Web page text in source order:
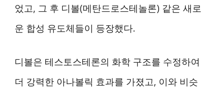
었고, 그 후 디볼(메탄드로스테놀론) 같은 새로
운 합성 유도체들이 등장했다.
디볼은 테스토스테론의 화학 구조를 수정하여
더 강력한 아나볼릭 효과를 가졌고, 이와 비슷